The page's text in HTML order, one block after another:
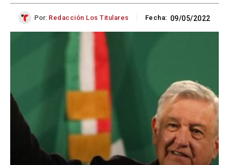
Por: Redacción Los Titulares Fecha: 09/05/2022